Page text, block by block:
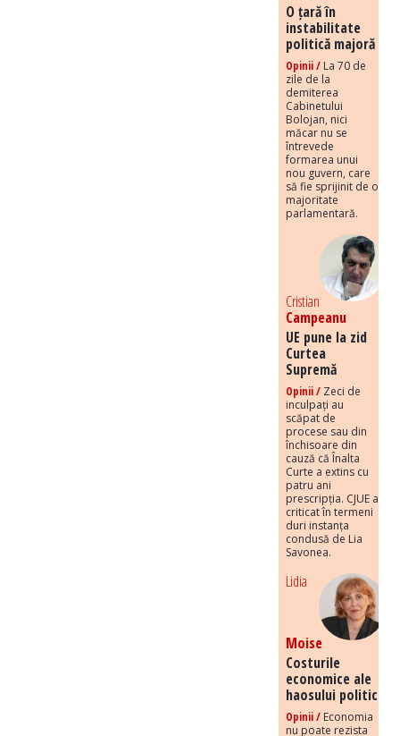
O țară în
instabilitate
politică majoră
Opinii / La 70 de
zile de la
demiterea
Cabinetului
Bolojan, nici
măcar nu se
întrevede
formarea unui
nou guvern, care
să fie sprijinit de o
majoritate
parlamentară.
Cristian
Campeanu
UE pune la zid
Curtea
Supremă
Opinii / Zeci de
inculpați au
scăpat de
procese sau din
închisoare din
cauză că Înalta
Curte a extins cu
patru ani
prescripția. CJUE a
criticat în termeni
duri instanța
condusă de Lia
Savonea.
Lidia
Moise
Costurile
economice ale
haosului politic
Opinii / Economia
nu poate rezista